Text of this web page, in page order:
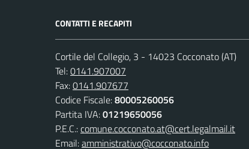
CONTATTI E RECAPITI
Cortile del Collegio, 3 - 14023 Cocconato (AT)
Tel:0141.907007
Fax:0141.907677
Codice Fiscale:80005260056
Partita IVA:01219650056
P.E.C.:comune.cocconato.at@cert.legalmail.it
Email:amministrativo@cocconato.info